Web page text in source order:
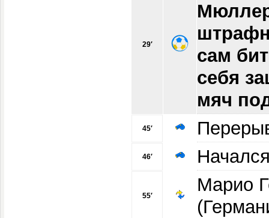
29′
сам
себя
мяч
45′
46′
55′
Марио